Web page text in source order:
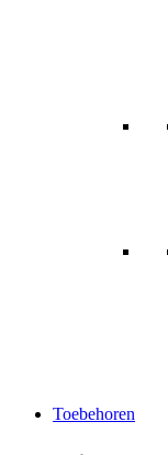
Toebehoren